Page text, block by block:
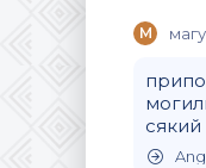
М
сякий